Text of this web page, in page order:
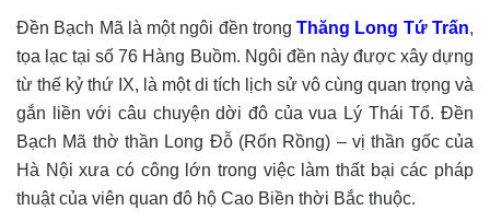
Đền Bạch Mã là một ngôi đền trongThăng Long Tứ Trấn,
tọa lạc tại số 76 Hàng Buồm. Ngôi đền này được xây dựng
từ thế kỷ thứ IX, là một di tích lịch sử vô cùng quan trọng và
gắn liền với câu chuyện dời đô của vua Lý Thái Tổ. Đền
Bạch Mã thờ thần Long Đỗ (Rốn Rồng) – vị thần gốc của
Hà Nội xưa có công lớn trong việc làm thất bại các pháp
thuật của viên quan đô hộ Cao Biền thời Bắc thuộc.